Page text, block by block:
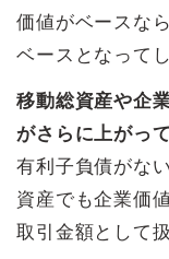
価値がベースな
ベースとなって
移動総資産や企
がさらに上がっ
有利子負債がな
資産でも企業価
取引金額として